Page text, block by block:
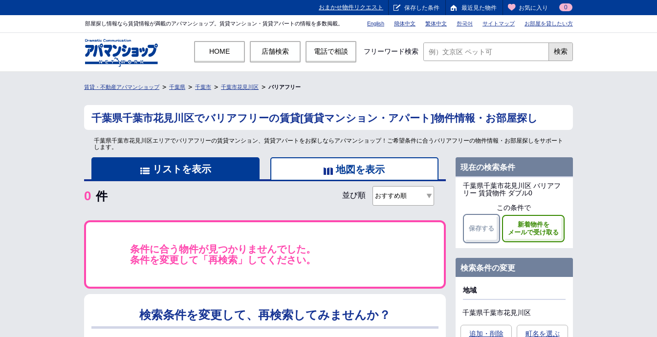
おまかせ物件リクエスト 保存した条件 最近見た物件 お気に入り 0
部屋探し情報なら賃貸情報が満載のアパマンショップ。賃貸マンション・賃貸アパートの情報を多数掲載。 English 簡体中文 繁体中文 한국어 サイトマップ お部屋を貸したい方
HOME 店舗検索 電話で相談 フリーワード検索 検索
賃貸・不動産アパマンショップ 千葉県 千葉市 千葉市花見川区 バリアフリー
千葉県千葉市花見川区でバリアフリーの賃貸[賃貸マンション・アパート]物件情報・お部屋探し
千葉県千葉市花見川区エリアでバリアフリーの賃貸マンション、賃貸アパートをお探しならアパマンショップ！ご希望条件に合うバリアフリーの物件情報・お部屋探しをサポート
します。
リストを表示 地図を表示
0 件 並び順
条件に合う物件が見つかりませんでした。
条件を変更して「再検索」してください。
検索条件を変更して、再検索してみませんか？
現在の検索条件
千葉県千葉市花見川区 バリアフ
リー 賃貸物件 ダブル0
この条件で
保存する
新着物件を
メールで受け取る
検索条件の変更
地域
千葉県千葉市花見川区
追加・削除 町名を選ぶ